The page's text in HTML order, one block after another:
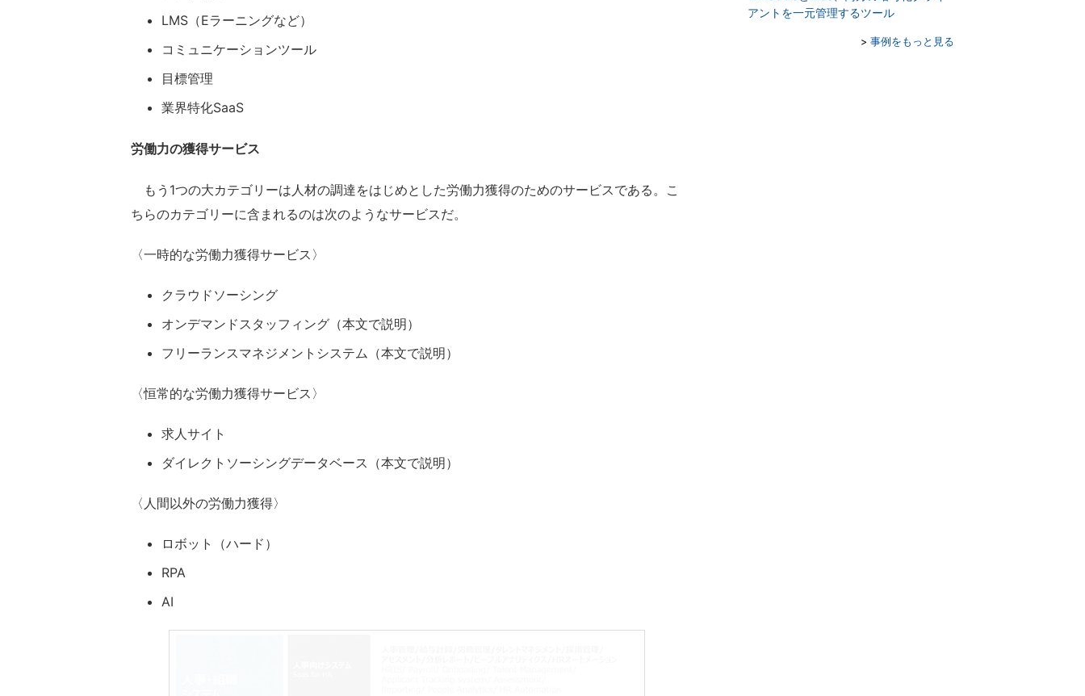
LMS（Eラーニングなど）
コミュニケーションツール
目標管理
業界特化SaaS
労働力の獲得サービス
もう1つの大カテゴリーは人材の調達をはじめとした労働力獲得のためのサービスである。こ
ちらのカテゴリーに含まれるのは次のようなサービスだ。
〈一時的な労働力獲得サービス〉
クラウドソーシング
オンデマンドスタッフィング（本文で説明）
フリーランスマネジメントシステム（本文で説明）
〈恒常的な労働力獲得サービス〉
求人サイト
ダイレクトソーシングデータベース（本文で説明）
〈人間以外の労働力獲得〉
ロボット（ハード）
RPA
AI